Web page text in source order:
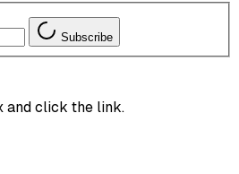
Subscribe
and click the link.